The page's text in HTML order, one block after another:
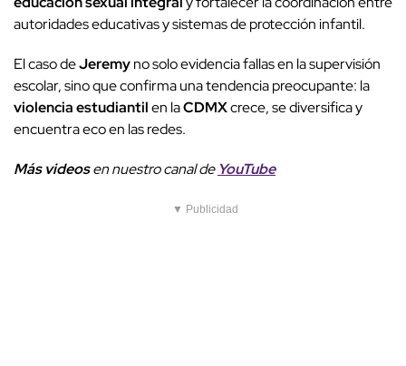
autoridades educativas y sistemas de protección infantil.
El caso deJeremyno solo evidencia fallas en la supervisión
escolar, sino que confirma una tendencia preocupante: la
violencia estudiantilen laCDMXcrece, se diversifica y
encuentra eco en las redes.
Más videosen nuestro canal de YouTube
▼ Publicidad